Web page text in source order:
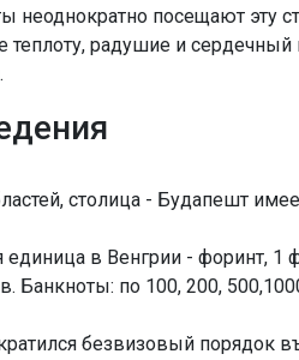
неоднократно посещают эту
теплоту, радушие и
столица - Будапешт
в Венгрии - форинт, 1
Банкноты: по 100, 200,
безвизовый порядок